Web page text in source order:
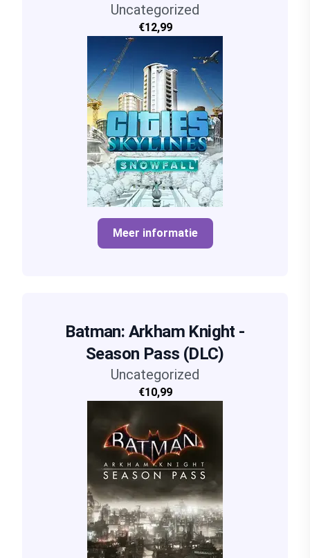
Uncategorized
€12,99
Meer informatie
Batman: Arkham Knight -
Season Pass (DLC)
Uncategorized
€10,99